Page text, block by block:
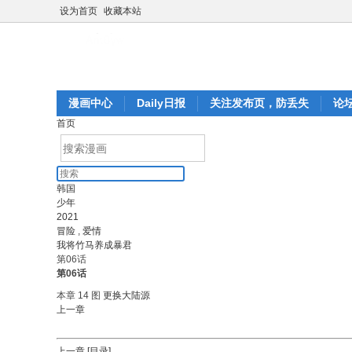
设为首页 收藏本站
漫画中心 Daily日报 关注发布页，防丢失 论
首页
韩国
少年
2021
冒险 , 爱情
我将竹马养成暴君
第06话
第06话
本章 14 图 更换大陆源
上一章